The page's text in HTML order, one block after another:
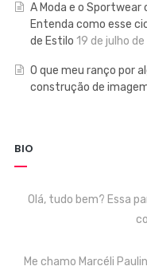
A Moda e o
Entenda como esse
de Estilo 19 de julho
O que meu ranço por
construção de
BIO
Olá, tudo bem? Essa
Me chamo Marcéli